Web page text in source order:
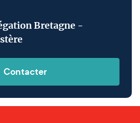
Bretagne -
Contacter